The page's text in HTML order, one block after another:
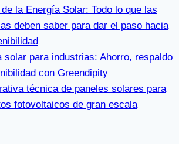
la Energía Solar: Todo lo que las
deben saber para dar el paso hacia
solar para industrias: Ahorro, respaldo
con Greendipity
técnica de paneles solares para
fotovoltaicos de gran escala